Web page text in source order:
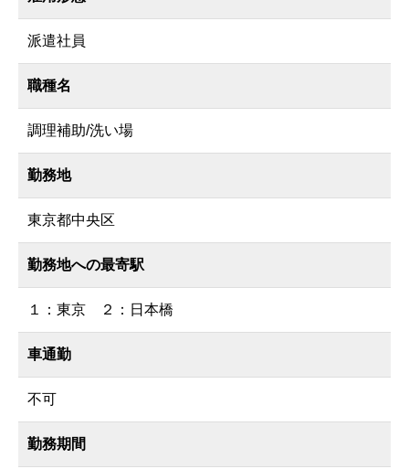
派遣社員
職種名
調理補助/洗い場
勤務地
東京都中央区
勤務地への最寄駅
１：東京 ２：日本橋
車通勤
不可
勤務期間